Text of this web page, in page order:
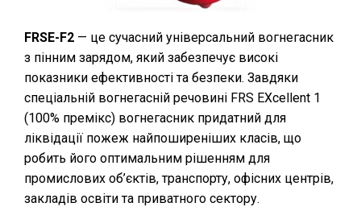
FRSE-F2 — це сучасний універсальний вогнегасник
з пінним зарядом, який забезпечує високі
показники ефективності та безпеки. Завдяки
спеціальній вогнегасній речовині FRS EXcellent 1
(100% премікс) вогнегасник придатний для
ліквідації пожеж найпоширеніших класів, що
робить його оптимальним рішенням для
промислових об’єктів, транспорту, офісних центрів,
закладів освіти та приватного сектору.